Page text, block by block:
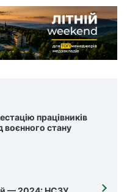
працівників
воєнного стану